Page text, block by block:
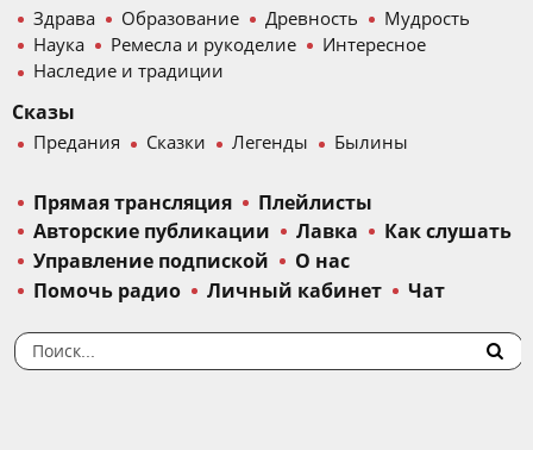
Здрава Образование Древность
Мудрость
Наука
Ремесла и рукоделие
Интересное
Наследие и традиции
Сказы
Предания Сказки Легенды Былины
Прямая трансляция
Плейлисты
Авторские публикации
Лавка
Как слушать
Управление подпиской
О нас
Помочь радио
Личный кабинет Чат